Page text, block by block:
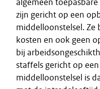
algemeen
zijn gericht op een
middelloonstelsel. Ze
kosten en ook geen
bij
staffels gericht op
middelloonstelsel is